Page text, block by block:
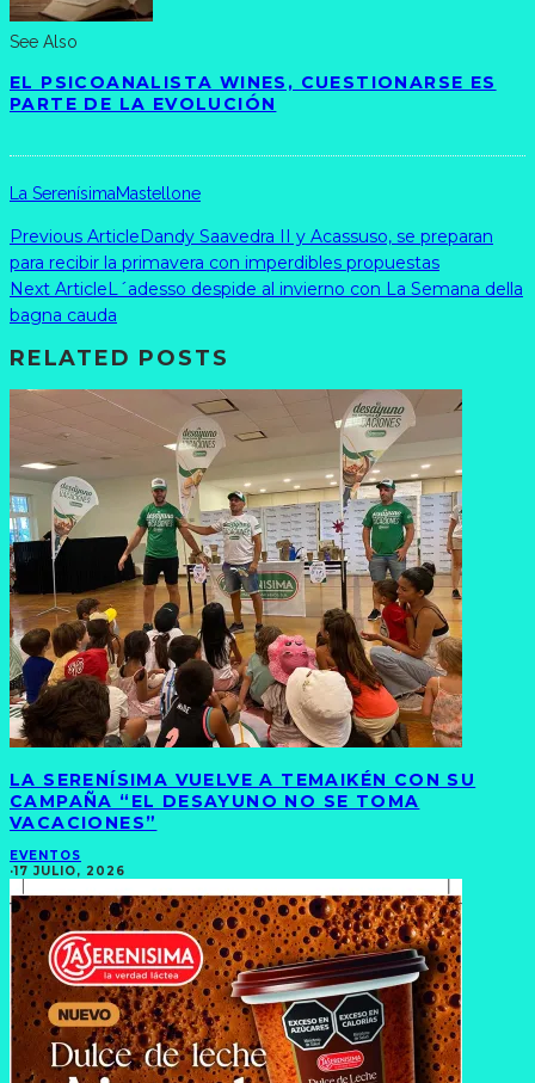
See Also
EL PSICOANALISTA WINES, CUESTIONARSE ES
PARTE DE LA EVOLUCIÓN
La SerenísimaMastellone
Previous Article Dandy Saavedra II y Acassuso, se preparan
para recibir la primavera con imperdibles propuestas
Next Article L´adesso despide al invierno con La Semana della
bagna cauda
RELATED POSTS
LA SERENÍSIMA VUELVE A TEMAIKÉN CON SU
CAMPAÑA “EL DESAYUNO NO SE TOMA
VACACIONES”
EVENTOS
·17 JULIO, 2026